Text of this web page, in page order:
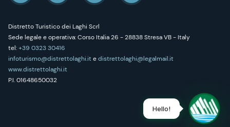
Distretto Turistico dei Laghi Scrl
Sede legale e operativa: Corso Italia 26 - 28838 Stresa VB - Italy
tel:+39 0323 30416
infoturismo@distrettolaghi.itedistrettolaghi@legalmail.it
www.distrettolaghi.it
P.I. 01648650032